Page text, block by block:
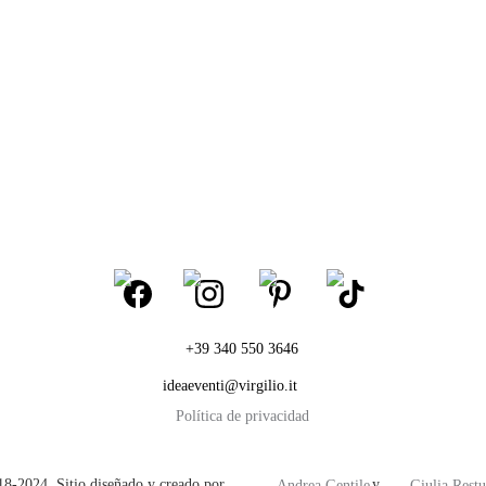
+39 340 550 3646
ideaeventi@virgilio.it
Política de privacidad